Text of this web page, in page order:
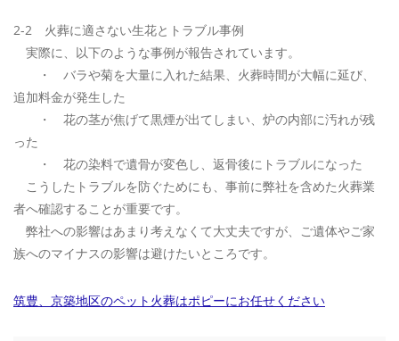
2-2 火葬に適さない生花とトラブル事例
実際に、以下のような事例が報告されています。
・ バラや菊を大量に入れた結果、火葬時間が大幅に延び、
追加料金が発生した
・ 花の茎が焦げて黒煙が出てしまい、炉の内部に汚れが残
った
・ 花の染料で遺骨が変色し、返骨後にトラブルになった
こうしたトラブルを防ぐためにも、事前に弊社を含めた火葬業
者へ確認することが重要です。
弊社への影響はあまり考えなくて大丈夫ですが、ご遺体やご家
族へのマイナスの影響は避けたいところです。
筑豊、京築地区のペット火葬はポピーにお任せください